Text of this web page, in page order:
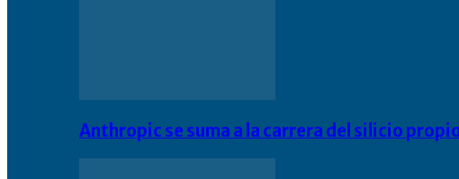
Anthropic se suma a la carrera del silicio